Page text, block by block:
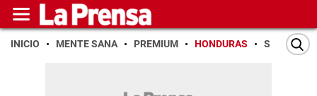
INICIO MENTE SANA PREMIUM HONDURAS SAN PEDRO